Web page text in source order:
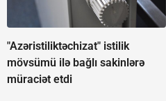
"Azəristiliktəchizat" istilik
mövsümü ilə bağlı sakinlərə
müraciət etdi